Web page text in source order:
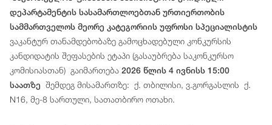
დეპარტამენტის სასამართლოებთან ურთიერთობის
სამმართველოს მეორე კატეგორიის უფროსი სპეციალისტის
ვაკანტურ თანამდებობაზე გამოცხადებული კონკურსის
კანდიდატის შეფასების ეტაპი (გასაუბრება საკონკურსო
კომისიასთან) გაიმართება 2026 წლის 4 ივნისს 15:00
საათზე შემდეგ მისამართზე: ქ. თბილისი, ვ.გორგასლის ქ.
N16, მე-8 სართული, სათათბირო ოთახი.